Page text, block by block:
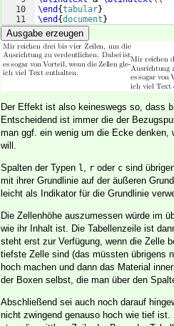
10
11
\end {tabular}
\end {document }
Ausgabe erzeugen
Der Effekt ist also keineswegs so, dass b
Entscheidend ist immer die der
man ggf. ein wenig um die Ecke denken,
will.
Spalten der Typen l, r oder c sind
mit ihrer Grundlinie auf der äußeren
leicht als Indikator für die Grundlinie
Die Zellenhöhe auszumessen würde im
wie ihr Inhalt ist. Die Tabellenzeile ist
steht erst zur Verfügung, wenn die Zelle
tiefste Zelle sind (das müssten übrigens
hoch machen und dann das Material
der Boxen selbst, die man über den
Abschließend sei auch noch darauf
nicht zwingend genauso hoch wie tief